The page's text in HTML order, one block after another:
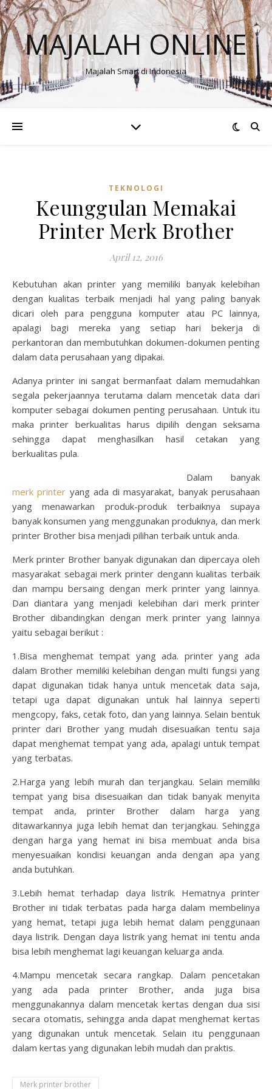
MAJALAH ONLINE
Majalah Smart di Indonesia
TEKNOLOGI
Keunggulan Memakai
Printer Merk Brother
April 12, 2016
Kebutuhan akan printer yang memiliki banyak kelebihan
dengan kualitas terbaik menjadi hal yang paling banyak
dicari oleh para pengguna komputer atau PC lainnya,
apalagi bagi mereka yang setiap hari bekerja di
perkantoran dan membutuhkan dokumen-dokumen penting
dalam data perusahaan yang dipakai.
Adanya printer ini sangat bermanfaat dalam memudahkan
segala pekerjaannya terutama dalam mencetak data dari
komputer sebagai dokumen penting perusahaan. Untuk itu
maka printer berkualitas harus dipilih dengan seksama
sehingga dapat menghasilkan hasil cetakan yang
berkualitas pula.
Dalam banyak
merk printer yang ada di masyarakat, banyak perusahaan
yang menawarkan produk-produk terbaiknya supaya
banyak konsumen yang menggunakan produknya, dan merk
printer Brother bisa menjadi pilihan terbaik untuk anda.
Merk printer Brother banyak digunakan dan dipercaya oleh
masyarakat sebagai merk printer dengann kualitas terbaik
dan mampu bersaing dengan merk printer yang lainnya.
Dan diantara yang menjadi kelebihan dari merk printer
Brother dibandingkan dengan merk printer yang lainnya
yaitu sebagai berikut :
1.Bisa menghemat tempat yang ada. printer yang ada
dalam Brother memiliki kelebihan dengan multi fungsi yang
dapat digunakan tidak hanya untuk mencetak data saja,
tetapi uga dapat digunakan untuk hal lainnya seperti
mengcopy, faks, cetak foto, dan yang lainnya. Selain bentuk
printer dari Brother yang mudah disesuaikan tentu saja
dapat menghemat tempat yang ada, apalagi untuk tempat
yang terbatas.
2.Harga yang lebih murah dan terjangkau. Selain memiliki
tempat yang bisa disesuaikan dan tidak banyak menyita
tempat anda, printer Brother dalam harga yang
ditawarkannya juga lebih hemat dan terjangkau. Sehingga
dengan harga yang hemat ini bisa membuat anda bisa
menyesuaikan kondisi keuangan anda dengan apa yang
anda butuhkan.
3.Lebih hemat terhadap daya listrik. Hematnya printer
Brother ini tidak terbatas pada harga dalam membelinya
yang hemat, tetapi juga lebih hemat dalam penggunaan
daya listrik. Dengan daya listrik yang hemat ini tentu anda
bisa lebih menghemat lagi keuangan keluarga anda.
4.Mampu mencetak secara rangkap. Dalam pencetakan
yang ada pada printer Brother, anda juga bisa
menggunakannya dalam mencetak kertas dengan dua sisi
secara otomatis, sehingga anda dapat menghemat kertas
yang digunakan untuk mencetak. Selain itu penggunaan
dalam kertas yang digunakan lebih mudah dan praktis.
Merk printer brother